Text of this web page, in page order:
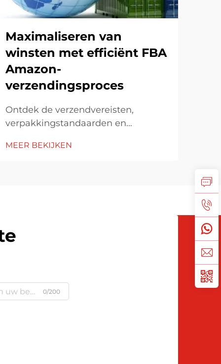
Maximaliseren van
winsten met efficiënt FBA
Amazon-
verzendingsproces
Ontdek de verzendvereisten,
verpakkingstandaarden en
bij Amazon FBA. Leer hoe je voldoet
MEER BEKIJKEN
0/200